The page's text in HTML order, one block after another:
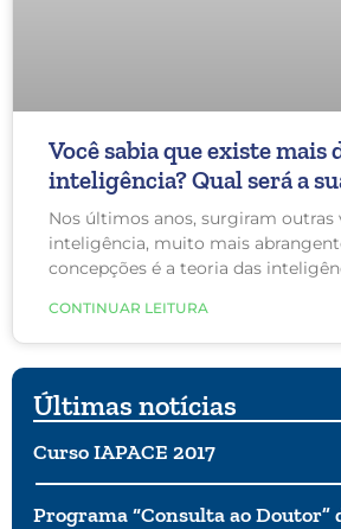
Você sabia que existe mais
inteligência? Qual será a
Nos últimos anos, surgiram outras
inteligência, muito mais
concepções é a teoria das
Harvard. Essa teoria sugere que as
psicométricas tradicionais da
limitadas. Gardner propôs que
inteligências e sugeriu o possível
nona, conhecida como
CONTINUAR LEITURA
Últimas notícias
Curso IAPACE 2017
Programa “Consulta ao Doutor”